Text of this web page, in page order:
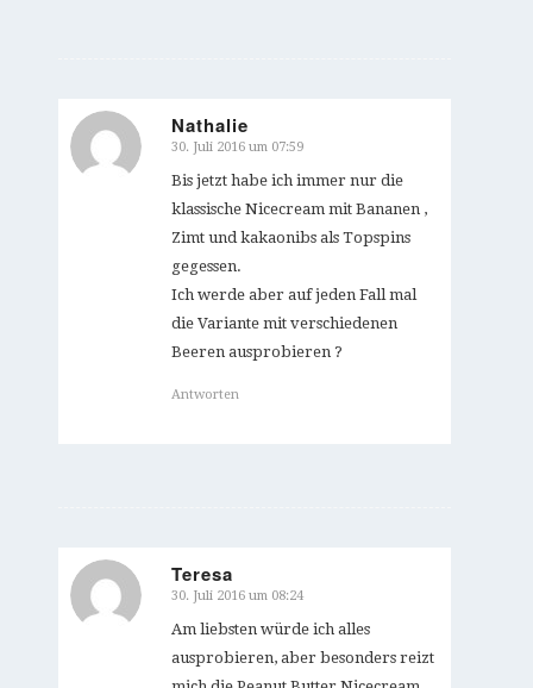
Nathalie
sagte:
30. Juli 2016 um 07:59
Bis jetzt habe ich immer nur die
klassische Nicecream mit Bananen ,
Zimt und kakaonibs als Topspins
gegessen.
Ich werde aber auf jeden Fall mal
die Variante mit verschiedenen
Beeren ausprobieren ?
Antworten
Teresa
sagte:
30. Juli 2016 um 08:24
Am liebsten würde ich alles
ausprobieren, aber besonders reizt